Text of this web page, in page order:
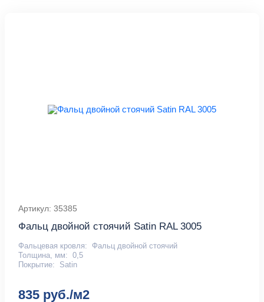
Артикул: 35385
Фальц двойной стоячий Satin RAL 3005
Фальцевая кровля:
Фальц двойной стоячий
Толщина, мм: 0,5
Покрытие:
Satin
835 руб./м2